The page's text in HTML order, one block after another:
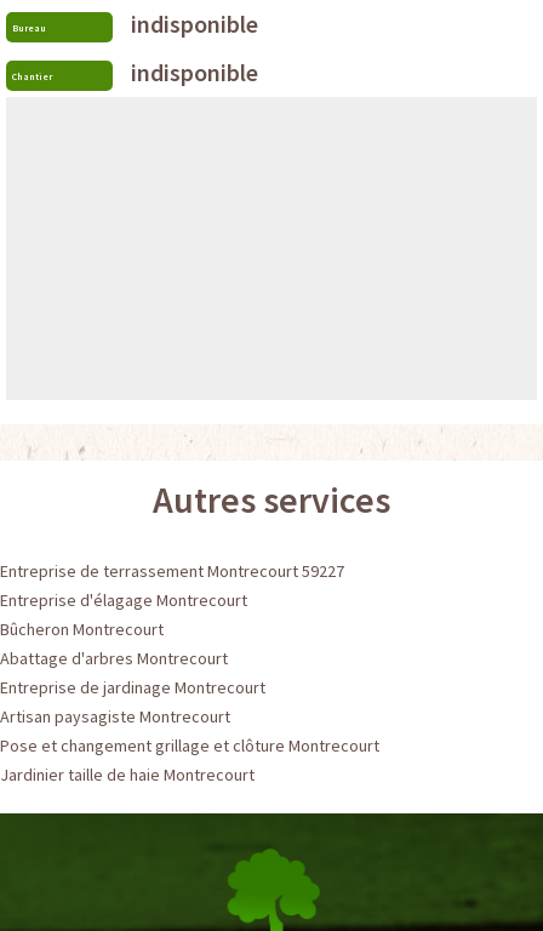
Bureau indisponible
Chantier indisponible
Autres services
Entreprise de terrassement Montrecourt 59227
Entreprise d'élagage Montrecourt
Bûcheron Montrecourt
Abattage d'arbres Montrecourt
Entreprise de jardinage Montrecourt
Artisan paysagiste Montrecourt
Pose et changement grillage et clôture Montrecourt
Jardinier taille de haie Montrecourt